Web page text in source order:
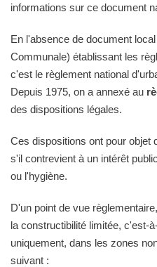
informations sur ce document
En l'absence de document
Communale) établissant les
c'est le règlement national
Depuis 1975, on a annexé au
des dispositions légales.
Ces dispositions ont pour objet
s'il contrevient à un intérêt
ou l'hygiène.
D'un point de vue
la constructibilité limitée, c'est-
uniquement, dans les zones
suivant :